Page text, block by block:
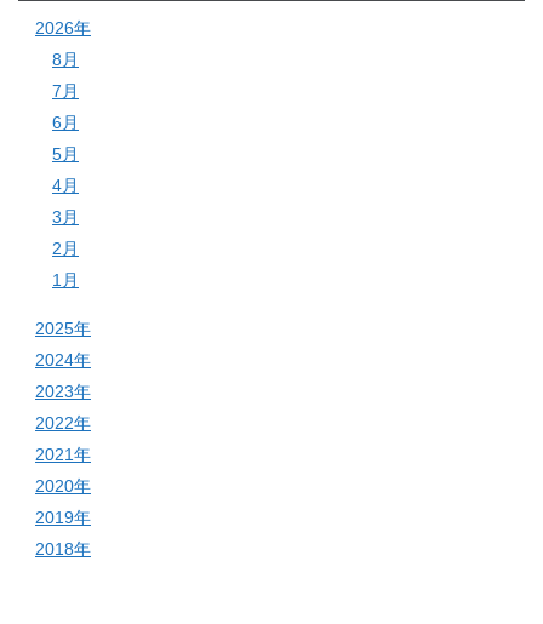
2026年
8月
7月
6月
5月
4月
3月
2月
1月
2025年
2024年
2023年
2022年
2021年
2020年
2019年
2018年